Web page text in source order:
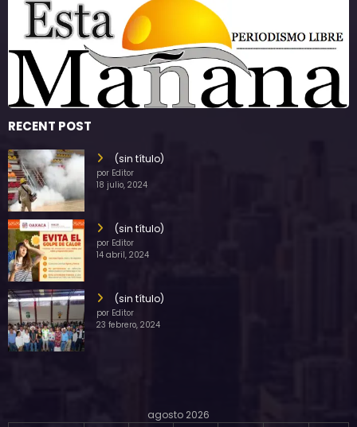
RECENT POST
(sin título)
por Editor
18 julio, 2024
(sin título)
por Editor
14 abril, 2024
(sin título)
por Editor
23 febrero, 2024
agosto 2026